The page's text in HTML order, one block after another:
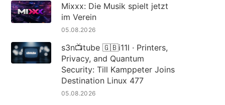
Mixxx: Die Musik spielt jetzt
im Verein
05.08.2026
s3n📺tube 🇬🇧i11l · Printers,
Privacy, and Quantum
Security: Till Kamppeter Joins
Destination Linux 477
05.08.2026